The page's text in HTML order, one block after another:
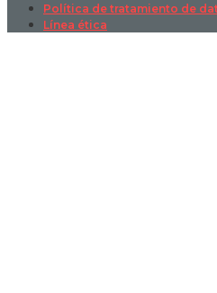
Política de tratamiento de
Línea ética